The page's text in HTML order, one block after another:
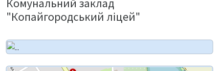
Комунальний заклад
"Копайгородський ліцей"